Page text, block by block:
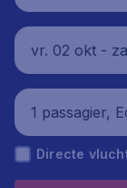
ia
vr. 02 okt -
1 passagier,
Directe